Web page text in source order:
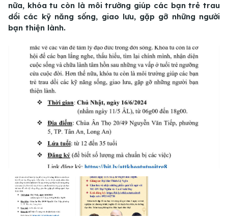
nữa, khóa tu còn là môi trường giúp các bạn trẻ trau
dồi các kỹ năng sống, giao lưu, gặp gỡ những người
bạn thiện lành.